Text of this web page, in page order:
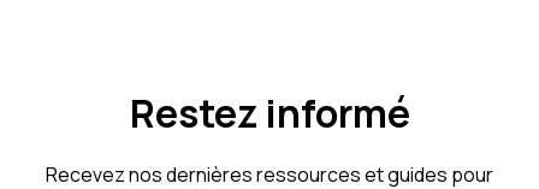
Restez informé
Recevez nos dernières ressources et guides pour